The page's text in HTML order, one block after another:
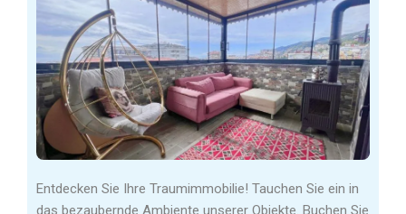
Entdecken Sie Ihre Traumimmobilie! Tauchen Sie ein in
das bezaubernde Ambiente unserer Objekte. Buchen Sie